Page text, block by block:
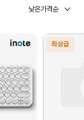
낮은가격순
최상급